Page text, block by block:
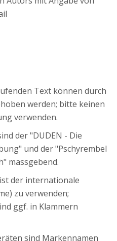
Text können durch
werden; bitte keinen
verwenden.
der "DUDEN - Die
und der "Pschyrembel
massgebend.
der internationale
zu verwenden;
ggf. in Klammern
sind Markennamen